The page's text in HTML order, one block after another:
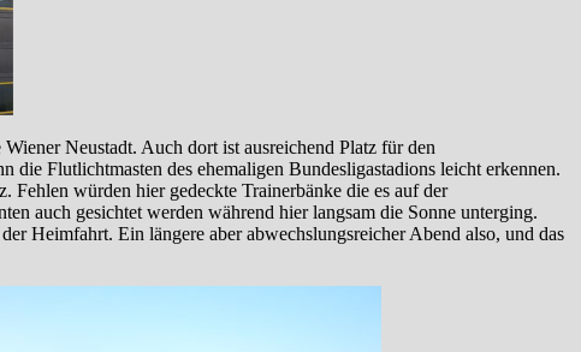
Neustadt. Auch dort ist ausreichend Platz für den
die Flutlichtmasten des ehemaligen Bundesligastadions leicht erkennen.
würden hier gedeckte Trainerbänke die es auf der
auch gesichtet werden während hier langsam die Sonne unterging.
Heimfahrt. Ein längere aber abwechslungsreicher Abend also, und das